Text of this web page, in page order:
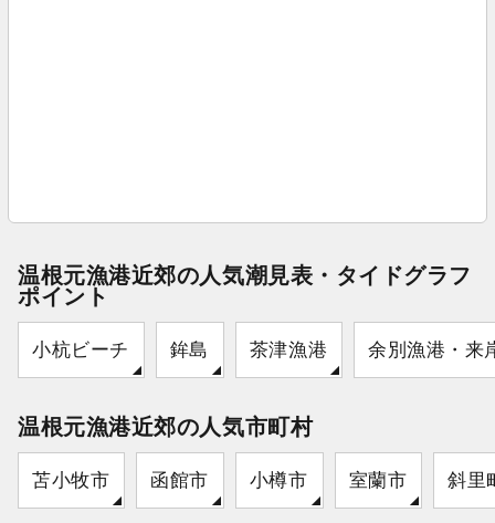
温根元漁港近郊の人気潮見表・タイドグラフ
ポイント
小杭ビーチ 鉾島 茶津漁港 余別漁港・来
温根元漁港近郊の人気市町村
苫小牧市 函館市 小樽市 室蘭市 斜里